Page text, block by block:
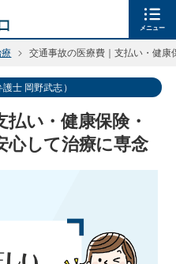
メニュー
交通事故の医療費｜支払い・健
弁護士 岡野武志）
い・健康保険・
心して治療に専念